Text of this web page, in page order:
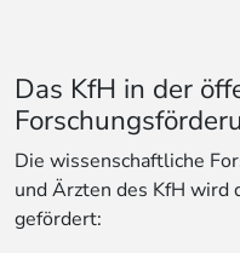
Das KfH in der
Die wissenschaftliche
und Ärzten des KfH wird
gefördert: